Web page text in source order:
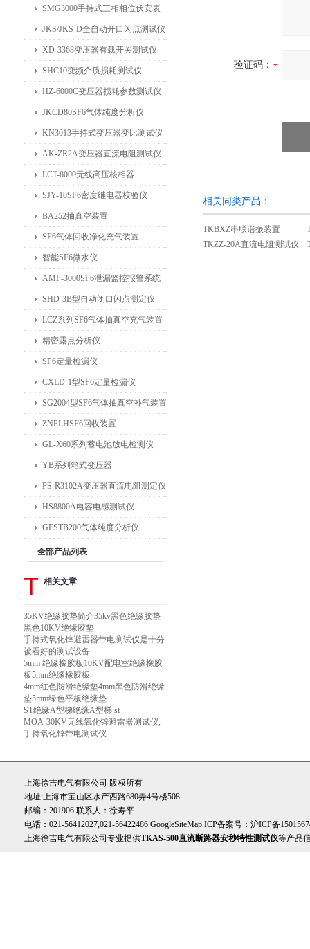
验证码：
相关同类产品：
TKBXZ串联谐振装置
TKZZ-20A直流电阻测试仪
SMG3000手持式三相相位伏安表
JKS/JKS-D全自动开口闪点测试仪
XD-3368变压器有载开关测试仪
SHC10变频介质损耗测试仪
HZ-6000C变压器损耗参数测试仪
JKCD80SF6气体纯度分析仪
KN3013手持式变压器变比测试仪
AK-ZR2A变压器直流电阻测试仪
LCT-8000无线高压核相器
SJY-10SF6密度继电器校验仪
BA252抽真空装置
SF6气体回收净化充气装置
智能SF6微水仪
AMP-3000SF6泄漏监控报警系统
SHD-3B型自动闭口闪点测定仪
LCZ系列SF6气体抽真空充气装置
精密露点分析仪
SF6定量检漏仪
CXLD-1型SF6定量检漏仪
SG2004型SF6气体抽真空补气装置
ZNPLHSF6回收装置
GL-X60系列蓄电池放电检测仪
YB系列箱式变压器
PS-R3102A变压器直流电阻测定仪
HS8800A电容电感测试仪
GESTB200气体纯度分析仪
全部产品列表
T 相关文章
35KV绝缘胶垫简介35kv黑色绝缘胶垫
黑色10KV绝缘胶垫
手持式氧化锌避雷器带电测试仪是十分
被看好的测试设备
5mm 绝缘橡胶板10KV配电室绝缘橡胶
板5mm绝缘橡胶板
4mm红色防滑绝缘垫4mm黑色防滑绝缘
垫5mm绿色平板绝缘垫
ST绝缘A型梯绝缘A型梯 st
MOA-30KV无线氧化锌避雷器测试仪,
手持氧化锌带电测试仪
上海徐吉电气有限公司 版权所有
地址:上海市宝山区水产西路680弄4号楼508
邮编：201906 联系人：徐寿平
电话：021-56412027,021-56422486 GoogleSiteMap ICP备案号： 沪ICP备
上海徐吉电气有限公司专业提供TKAS-500直流断路器安秒特性测试仪等产品